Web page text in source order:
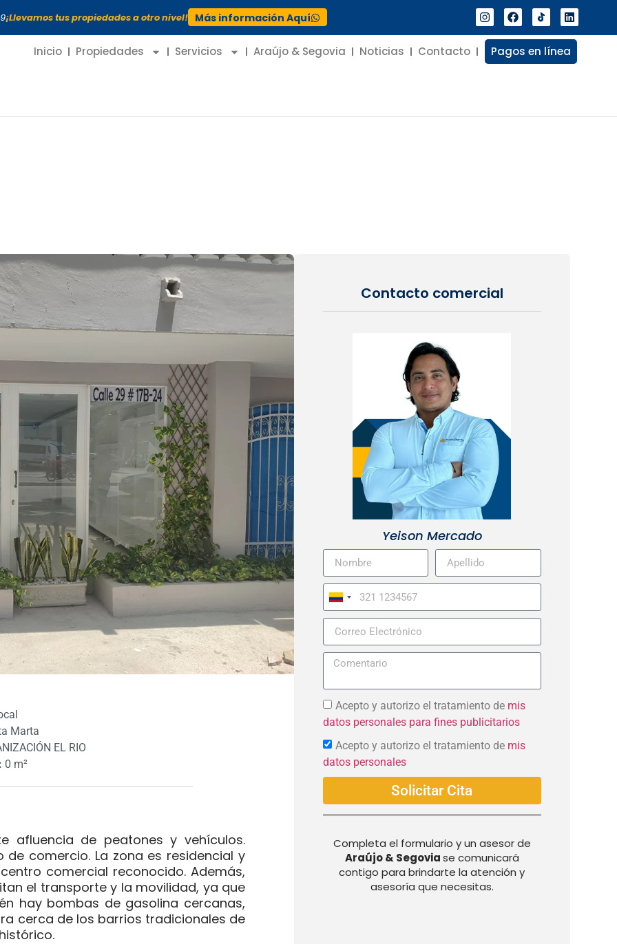
¡Llevamos tus propiedades a otro nivel! Más información Aquí
Inicio Propiedades Servicios Araújo & Segovia Noticias Contacto Pagos en línea
Marta
EL RIO
0 m²
afluencia de peatones y vehículos.
comercio. La zona es residencial y
comercial reconocido. Además,
el transporte y la movilidad, ya que
hay bombas de gasolina cercanas,
cerca de los barrios tradicionales de
Contacto comercial
Yeison Mercado
Colombia
+57
Acepto y autorizo el tratamiento de mis
datos personales para fines publicitarios
Acepto y autorizo el tratamiento de mis
datos personales
Solicitar Cita
Completa el formulario y un asesor de
Araújo & Segoviase comunicará
contigo para brindarte la atención y
asesoría que necesitas.